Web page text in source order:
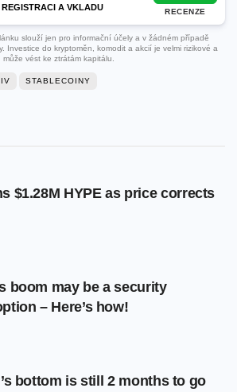
REGISTRACI A VKLADU
RECENZE
slouží jen pro informační účely a v žádném případě
Investice do kryptoměn, komodit a akcií je velmi rizikové a
může vést ke ztrátám kapitálu.
STABLECOINY
$1.28M HYPE as price corrects
boom may be a security
– Here’s how!
bottom is still 2 months to go